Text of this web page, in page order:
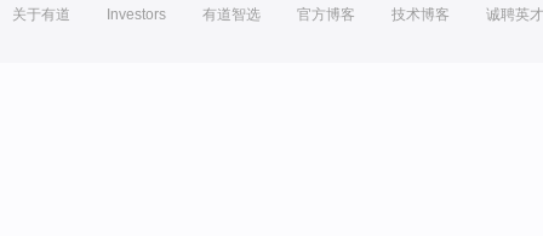
关于有道 Investors 有道智选 官方博客 技术博客 诚聘英才